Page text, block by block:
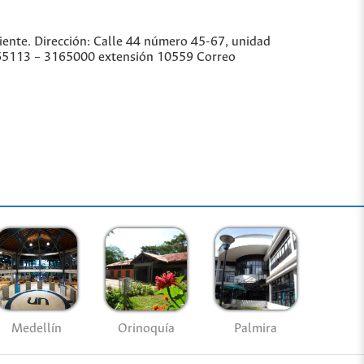
Dirección: Calle 44 número 45-67, unidad
– 3165000 extensión 10559 Correo
Medellín Orinoquía Palmira